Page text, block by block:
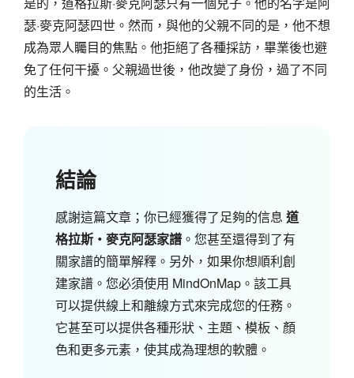
瑟·麥克阿瑟四世。然而，與他的父親不同的是，他不想
成為眾人矚目的焦點。他拒絕了各種採訪，畢業後也避
免了任何干擾。父親過世後，他改變了身份，過了不同
的生活。
結論
感謝這篇文章；你已經獲得了足夠的信息 道
格拉斯‧麥克阿瑟家譜 。您甚至還得到了有
關家譜的簡單解釋。另外，如果你想順利創
建家譜。您必須使用 MindOnMap。該工具
可以提供線上和離線方式來完成您的任務。
它甚至可以提供各種形狀、主題、模板、顏
色和更多元素，使其成為理想的軟體。